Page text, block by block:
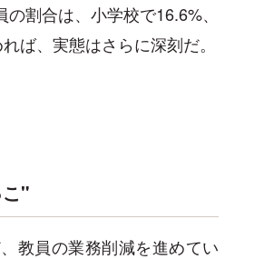
割合は、小学校で16.6%、
ば、実態はさらに深刻だ。
"
教員の業務削減を進めてい